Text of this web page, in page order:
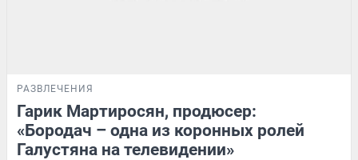
РАЗВЛЕЧЕНИЯ
Гарик Мартиросян, продюсер:
«Бородач – одна из коронных ролей
Галустяна на телевидении»